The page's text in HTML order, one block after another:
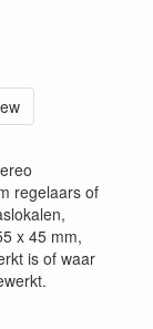
regelaars of
x 45 mm,
is of waar